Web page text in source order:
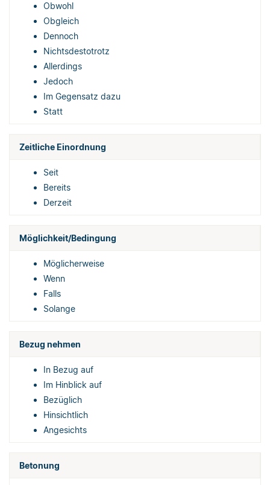
Obwohl
Obgleich
Dennoch
Nichtsdestotrotz
Allerdings
Jedoch
Im Gegensatz dazu
Statt
Zeitliche Einordnung
Seit
Bereits
Derzeit
Möglichkeit/Bedingung
Möglicherweise
Wenn
Falls
Solange
Bezug nehmen
In Bezug auf
Im Hinblick auf
Bezüglich
Hinsichtlich
Angesichts
Betonung